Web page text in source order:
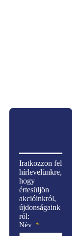
Iratkozzon fel
hírlevelünkre,
hogy
értesüljön
akcióinkról,
újdonságaink
ról:
Név